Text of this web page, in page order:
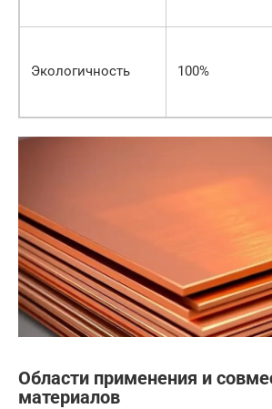
Экологичность 100%
Области применения и
материалов